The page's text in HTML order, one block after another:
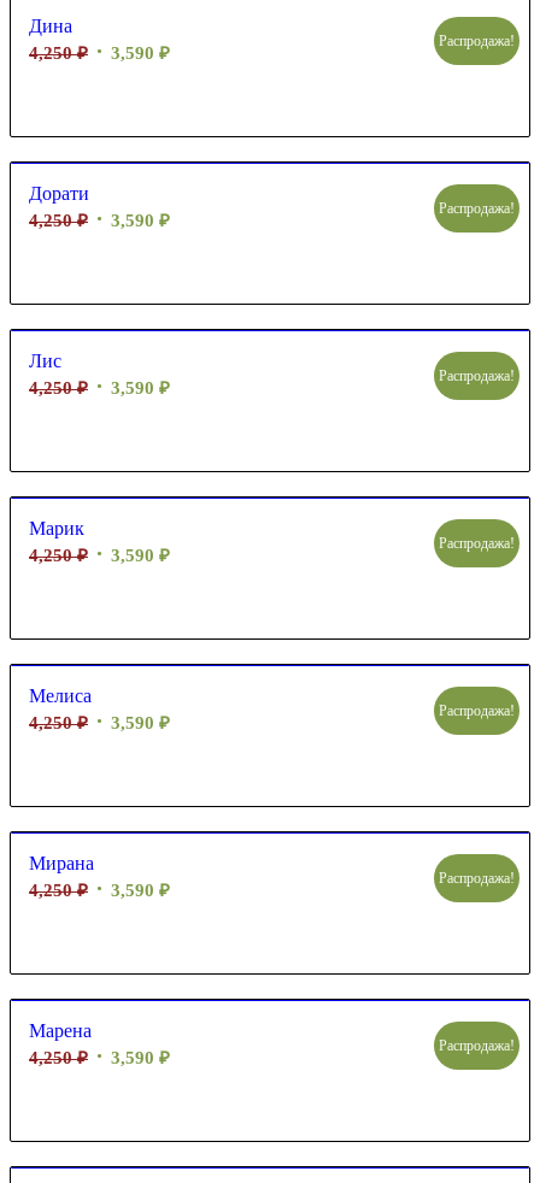
Дина
4,250₽ 3,590 ₽
Распродажа!
Дорати
4,250₽ 3,590 ₽
Распродажа!
Лис
4,250₽ 3,590 ₽
Распродажа!
Марик
4,250₽ 3,590 ₽
Распродажа!
Мелиса
4,250₽ 3,590 ₽
Распродажа!
Мирана
4,250₽ 3,590 ₽
Распродажа!
Марена
4,250₽ 3,590 ₽
Распродажа!